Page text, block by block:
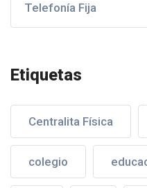
Telefonía Fija
Etiquetas
Centralita Física
colegio